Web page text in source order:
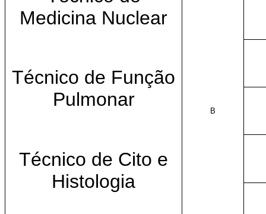
Medicina Nuclear
Técnico de Função
Pulmonar
Técnico de Cito e
Histologia
B